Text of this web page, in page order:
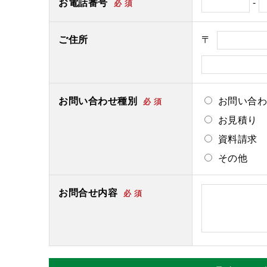
必 須
ご住所 〒
お問い合わせ種別 必 須
お問い合
お見積り
資料請求
その他
お問合せ内容 必 須